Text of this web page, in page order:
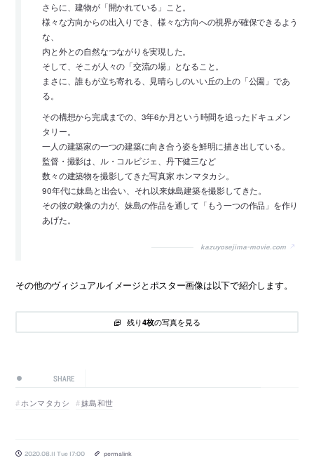
さらに、建物が「開かれている」こと。
様々な方向からの出入りでき、様々な方向への視界が確保できるよう
な、
内と外との自然なつながりを実現した。
そして、そこが人々の「交流の場」となること。
まさに、誰もが立ち寄れる、見晴らしのいい丘の上の「公園」であ
る。
その構想から完成までの、3年6か月という時間を追ったドキュメン
タリー。
一人の建築家の一つの建築に向き合う姿を鮮明に描き出している。
監督・撮影は、ル・コルビジェ、丹下健三など
数々の建築物を撮影してきた写真家 ホンマタカシ。
90年代に妹島と出会い、それ以来妹島建築を撮影してきた。
その彼の映像の力が、妹島の作品を通して「もう一つの作品」を作り
あげた。
kazuyosejima-movie.com
その他のヴィジュアルイメージとポスター画像は以下で紹介します。
残り4枚の写真を見る
SHARE
ホンマタカシ 妹島和世
2020.08.11 Tue 17:00 permalink